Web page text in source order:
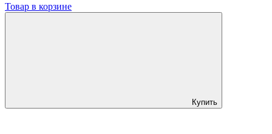
Товар в корзине
Купить